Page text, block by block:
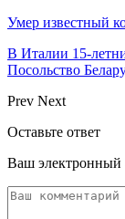
Умер известный
В Италии 15-
Посольство
Prev Next
Оставьте ответ
Ваш электронный